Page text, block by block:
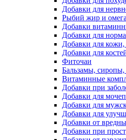
Добавки для
Рыбий жир и
Добавки
Добавки для
Добавки для кожи,
Добавки для
Фиточаи
Бальзамы,
Витаминные
Добавки при
Добавки для
Добавки для
Добавки для
Добавки от
Добавки при